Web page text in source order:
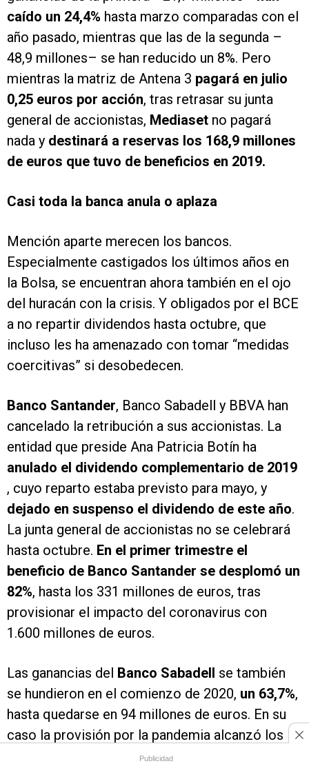
caído un 24,4% hasta marzo comparadas con el
año pasado, mientras que las de la segunda –
48,9 millones– se han reducido un 8%. Pero
mientras la matriz de Antena 3 pagará en julio
0,25 euros por acción, tras retrasar su junta
general de accionistas, Mediaset no pagará
nada y destinará a reservas los 168,9 millones
de euros que tuvo de beneficios en 2019.
Casi toda la banca anula o aplaza
Mención aparte merecen los bancos.
Especialmente castigados los últimos años en
la Bolsa, se encuentran ahora también en el ojo
del huracán con la crisis. Y obligados por el BCE
a no repartir dividendos hasta octubre, que
incluso les ha amenazado con tomar “medidas
coercitivas” si desobedecen.
Banco Santander, Banco Sabadell y BBVA han
cancelado la retribución a sus accionistas. La
entidad que preside Ana Patricia Botín ha
anulado el dividendo complementario de 2019
, cuyo reparto estaba previsto para mayo, y
dejado en suspenso el dividendo de este año.
La junta general de accionistas no se celebrará
hasta octubre. En el primer trimestre el
beneficio de Banco Santander se desplomó un
82%, hasta los 331 millones de euros, tras
provisionar el impacto del coronavirus con
1.600 millones de euros.
Las ganancias del Banco Sabadell se también
se hundieron en el comienzo de 2020, un 63,7%,
hasta quedarse en 94 millones de euros. En su
caso la provisión por la pandemia alcanzó los
213 millones de euros. Así que ha
Publicidad